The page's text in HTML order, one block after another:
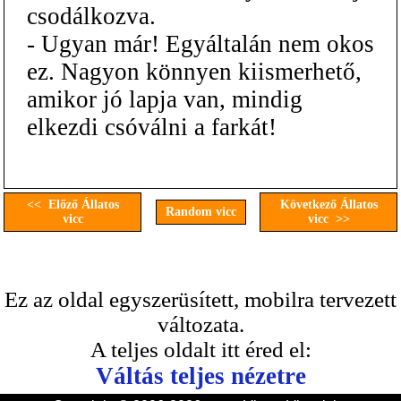
csodálkozva.
- Ugyan már! Egyáltalán nem okos
ez. Nagyon könnyen kiismerhető,
amikor jó lapja van, mindig
elkezdi csóválni a farkát!
<< Előző Állatos
vicc
Random vicc
Következő Állatos
vicc >>
Ez az oldal egyszerüsített, mobilra tervezett
változata.
A teljes oldalt itt éred el:
Váltás teljes nézetre